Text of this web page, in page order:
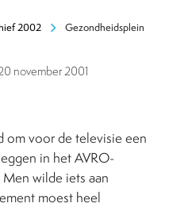
2002 chevron_right Gezondheidsplein
november 2001
om voor de televisie een
in het AVRO-
Men wilde iets aan
moest heel